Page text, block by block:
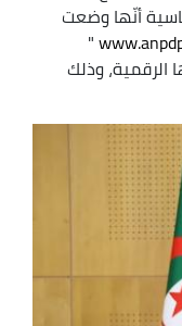
أنّها وضعت
"
وذلك